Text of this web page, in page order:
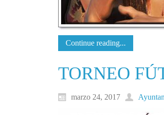
Continue reading...
TORNEO
marzo 24, 2017